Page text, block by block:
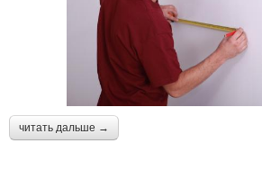
читать дальше →